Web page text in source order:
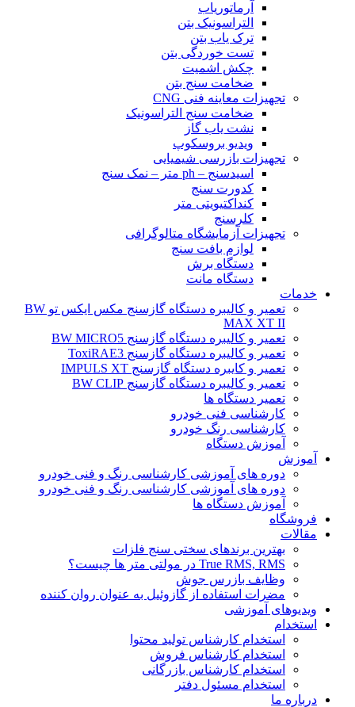
آرماتوریاب
التراسونیک بتن
ترک یاب بتن
تست خوردگی بتن
چکش اشمیت
ضخامت سنج بتن
تجهیزات معاینه فنی CNG
ضخامت سنج التراسونیک
نشت یاب گاز
ویدیو بروسکوپ
تجهیزات بازرسی شیمیایی
اسیدسنج – ph متر – نمک سنج
کدورت سنج
کنداکتیویتی متر
کلرسنج
تجهیزات آزمایشگاه متالوگرافی
لوازم بافت سنج
دستگاه برش
دستگاه مانت
خدمات
تعمیر و کالیبره دستگاه گازسنج مکس ایکس تو BW
MAX XT II
تعمیر و کالیبره دستگاه گازسنج BW MICRO5
تعمیر و کالیبره دستگاه گازسنج ToxiRAE3
تعمیر و کایبره دستگاه گازسنج IMPULS XT
تعمیر و کالیبره دستگاه گازسنج BW CLIP
تعمیر دستگاه ها
کارشناسی فنی خودرو
کارشناسی رنگ خودرو
آموزش دستگاه
آموزش
دوره های آموزشی کارشناسی رنگ و فنی خودرو
دوره های آموزشی کارشناسی رنگ و فنی خودرو
آموزش دستگاه ها
فروشگاه
مقالات
بهترین برندهای سختی سنج فلزات
True RMS, RMS در مولتی متر ها چیست؟
وظایف بازرس جوش
مضرات استفاده از گازوئیل به عنوان روان کننده
ویدیوهای آموزشی
استخدام
استخدام کارشناس تولید محتوا
استخدام کارشناس فروش
استخدام کارشناس بازرگانی
استخدام مسئول دفتر
درباره ما